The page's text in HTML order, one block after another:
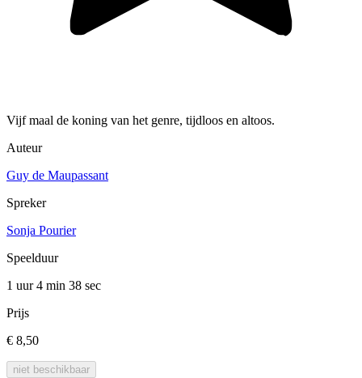
Vijf maal de koning van het genre, tijdloos en altoos.
Auteur
Guy de Maupassant
Spreker
Sonja Pourier
Speelduur
1 uur 4 min 38 sec
Prijs
€ 8,50
niet beschikbaar